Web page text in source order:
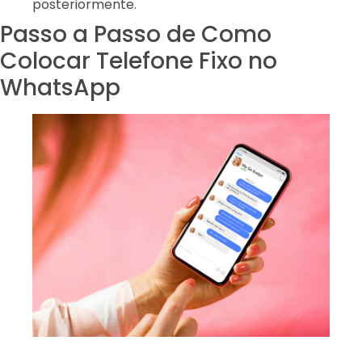
posteriormente.
Passo a Passo de Como
Colocar Telefone Fixo no
WhatsApp